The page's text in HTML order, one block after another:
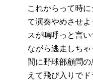
これからって時
て演奏やめさせ
スが嗚呼っと言
ながら逃走しち
間に野球部顧問
えて飛び入りで